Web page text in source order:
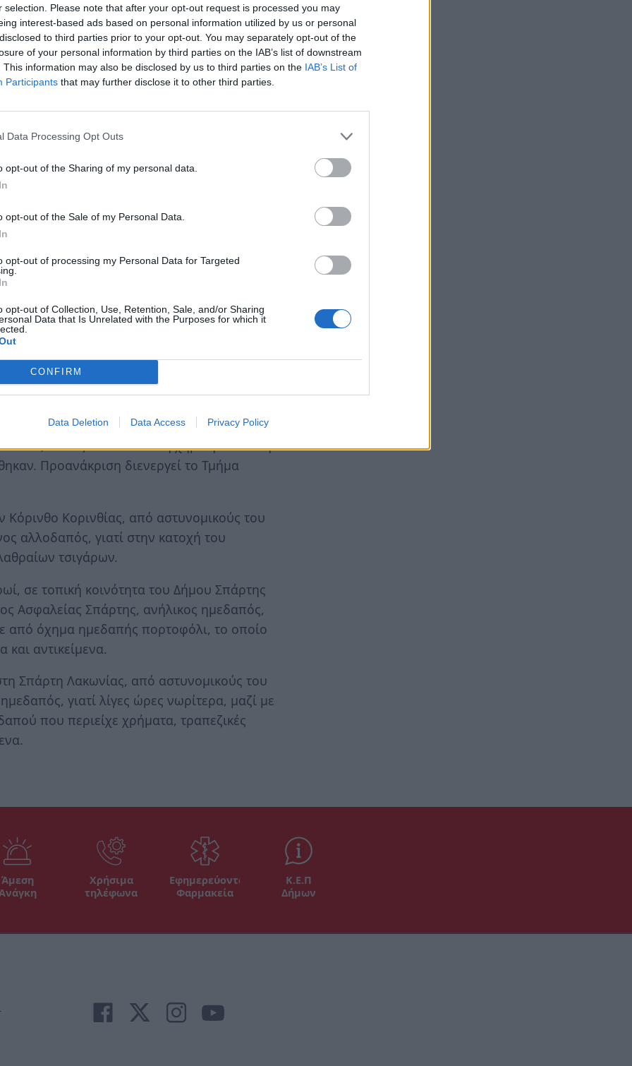
selection. Please note that after your opt-out request is processed you may
interest-based ads based on personal information utilized by us or personal
to third parties prior to your opt-out. You may separately opt-out of the
of your personal information by third parties on the IAB’s list of downstream
This information may also be disclosed by us to third parties on the IAB’s List of
Participants that may further disclose it to other third parties.
Data Processing Opt Outs
opt-out of the Sharing of my personal data.
opt-out of the Sale of my Personal Data.
opt-out of processing my Personal Data for Targeted
opt-out of Collection, Use, Retention, Sale, and/or Sharing
Data that Is Unrelated with the Purposes for which it
CONFIRM
Data Deletion Data Access Privacy Policy
στο Ναύπλιο Αργολίδας, από
(ΔΙ.ΑΣ.) Αργολίδας, 19χρονος
Προανάκριση διενεργεί το
έρευνα του Τμήματος Ασφαλείας
ημεδαπού, που είχε γίνει την 19.8.2019,
σχηματίσθηκε δικογραφία, σε βάρος
σε τοπική κοινότητα του Δήμου
Ομάδας Πρόληψης και Καταστολής
ημεδαπός, γιατί κατείχε
Προανάκριση διενεργεί το Τμήμα
κοινότητα του Δήμου Κορινθίων
και Καταστολής
αλλοδαπός, γιατί κατείχε -3- δισκία
καθώς κι -1- δισκίο η χημική σύσταση
Προανάκριση διενεργεί το Τμήμα
Κορινθίας, από αστυνομικούς του
αλλοδαπός, γιατί στην κατοχή του
τσιγάρων.
σε τοπική κοινότητα του Δήμου Σπάρτης
Ασφαλείας Σπάρτης, ανήλικος ημεδαπός,
από όχημα ημεδαπής πορτοφόλι, το οποίο
αντικείμενα.
Σπάρτη Λακωνίας, από αστυνομικούς του
γιατί λίγες ώρες νωρίτερα, μαζί με
που περιείχε χρήματα, τραπεζικές
Άμεση
Χρήσιμα
τηλέφωνα
Εφημερεύοντα
Φαρμακεία
Κ.Ε.Π
Δήμων